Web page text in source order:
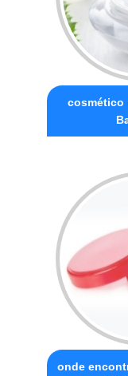
cosmético
onde